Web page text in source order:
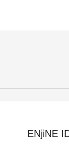
ENjiNE